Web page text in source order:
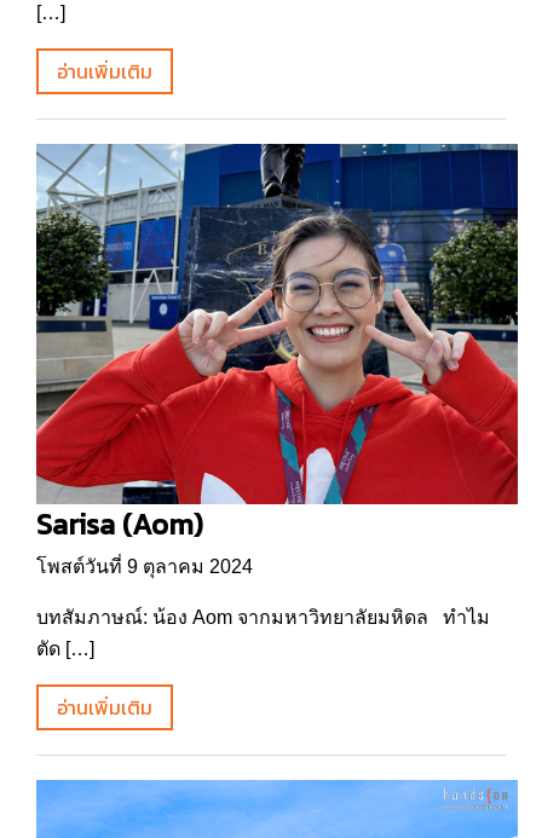
[…]
อ่านเพิ่มเติม
Sarisa (Aom)
โพสต์วันที่ 9 ตุลาคม 2024
บทสัมภาษณ์: น้อง Aom จากมหาวิทยาลัยมหิดล ทำไม
ตัด […]
อ่านเพิ่มเติม